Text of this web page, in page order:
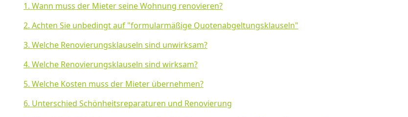
1. Wann muss der Mieter seine Wohnung renovieren?
2. Achten Sie unbedingt auf "formularmäßige Quotenabgeltungsklauseln"
3. Welche Renovierungsklauseln sind unwirksam?
4. Welche Renovierungsklauseln sind wirksam?
5. Welche Kosten muss der Mieter übernehmen?
6. Unterschied Schönheitsreparaturen und Renovierung